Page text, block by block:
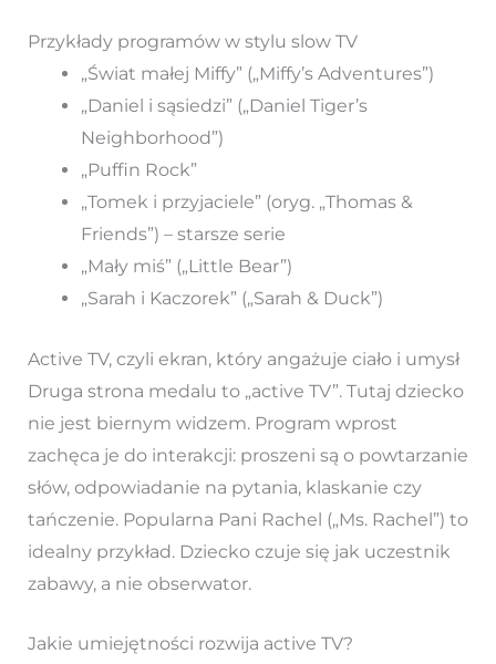
Przykłady programów w stylu slow TV
„Świat małej Miffy” („Miffy’s Adventures”)
„Daniel i sąsiedzi” („Daniel Tiger’s
Neighborhood”)
„Puffin Rock”
„Tomek i przyjaciele” (oryg. „Thomas &
Friends”) – starsze serie
„Mały miś” („Little Bear”)
„Sarah i Kaczorek” („Sarah & Duck”)
Active TV, czyli ekran, który angażuje ciało i umysł
Druga strona medalu to „active TV”. Tutaj dziecko
nie jest biernym widzem. Program wprost
zachęca je do interakcji: proszeni są o powtarzanie
słów, odpowiadanie na pytania, klaskanie czy
tańczenie. Popularna Pani Rachel („Ms. Rachel”) to
idealny przykład. Dziecko czuje się jak uczestnik
zabawy, a nie obserwator.
Jakie umiejętności rozwija active TV?